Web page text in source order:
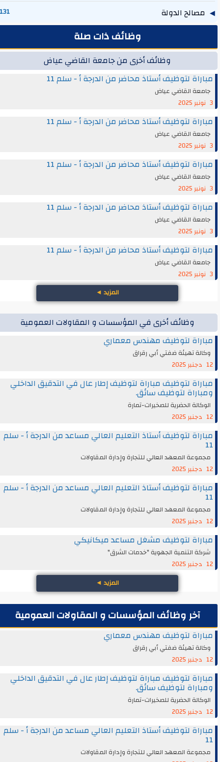
مصالح الدولة
131
وظائف ذات صلة
وظائف أخرى من جامعة القاضي عياض
مباراة لتوظيف أستاذ محاضر من الدرجة أ - سلم 11
جامعة القاضي عياض
مباراة لتوظيف أستاذ محاضر من الدرجة أ - سلم 11
جامعة القاضي عياض
مباراة لتوظيف أستاذ محاضر من الدرجة أ - سلم 11
جامعة القاضي عياض
مباراة لتوظيف أستاذ محاضر من الدرجة أ - سلم 11
جامعة القاضي عياض
مباراة لتوظيف أستاذ محاضر من الدرجة أ - سلم 11
جامعة القاضي عياض
المزيد◄
وظائف أخرى في المؤسسات و المقاولات العمومية
مباراة لتوظيف مهندس معماري
وكالة تهيئة ضفتي أبي رقراق
12 دجنبر 2025
مباراة لتوظيف مباراة لتوظيف إطار عال في التدقيق الداخلي
ومباراة لتوظيف سائق.
الوكالة الحضرية للصخيرات-تمارة
12 دجنبر 2025
مباراة لتوظيف أستاذ التعليم العالي مساعد من الدرجة أ - سلم
11
مجموعة المعهد العالي للتجارة وإدارة المقاولات
12 دجنبر 2025
مباراة لتوظيف أستاذ التعليم العالي مساعد من الدرجة أ - سلم
11
مجموعة المعهد العالي للتجارة وإدارة المقاولات
12 دجنبر 2025
مباراة لتوظيف مشغل مساعد ميكانيكي
شركة التنمية الجهوية "خدمات الشرق"
12 دجنبر 2025
المزيد◄
آخر وظائف المؤسسات و المقاولات العمومية
مباراة لتوظيف مهندس معماري
وكالة تهيئة ضفتي أبي رقراق
12 دجنبر 2025
مباراة لتوظيف مباراة لتوظيف إطار عال في التدقيق الداخلي
ومباراة لتوظيف سائق.
الوكالة الحضرية للصخيرات-تمارة
12 دجنبر 2025
مباراة لتوظيف أستاذ التعليم العالي مساعد من الدرجة أ - سلم
11
مجموعة المعهد العالي للتجارة وإدارة المقاولات